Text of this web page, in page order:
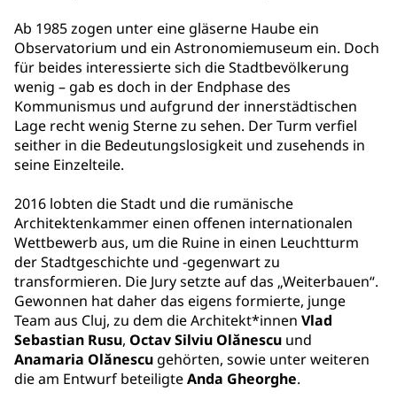
Ab 1985 zogen unter eine gläserne Haube ein
Observatorium und ein Astronomiemuseum ein. Doch
für beides interessierte sich die Stadtbevölkerung
wenig – gab es doch in der Endphase des
Kommunismus und aufgrund der innerstädtischen
Lage recht wenig Sterne zu sehen. Der Turm verfiel
seither in die Bedeutungslosigkeit und zusehends in
seine Einzelteile.
2016 lobten die Stadt und die rumänische
Architektenkammer einen offenen internationalen
Wettbewerb aus, um die Ruine in einen Leuchtturm
der Stadtgeschichte und -gegenwart zu
transformieren. Die Jury setzte auf das „Weiterbauen“.
Gewonnen hat daher das eigens formierte, junge
Team aus Cluj, zu dem die Architekt*innen Vlad
Sebastian Rusu, Octav Silviu Olănescu und
Anamaria Olănescu gehörten, sowie unter weiteren
die am Entwurf beteiligteAnda Gheorghe.